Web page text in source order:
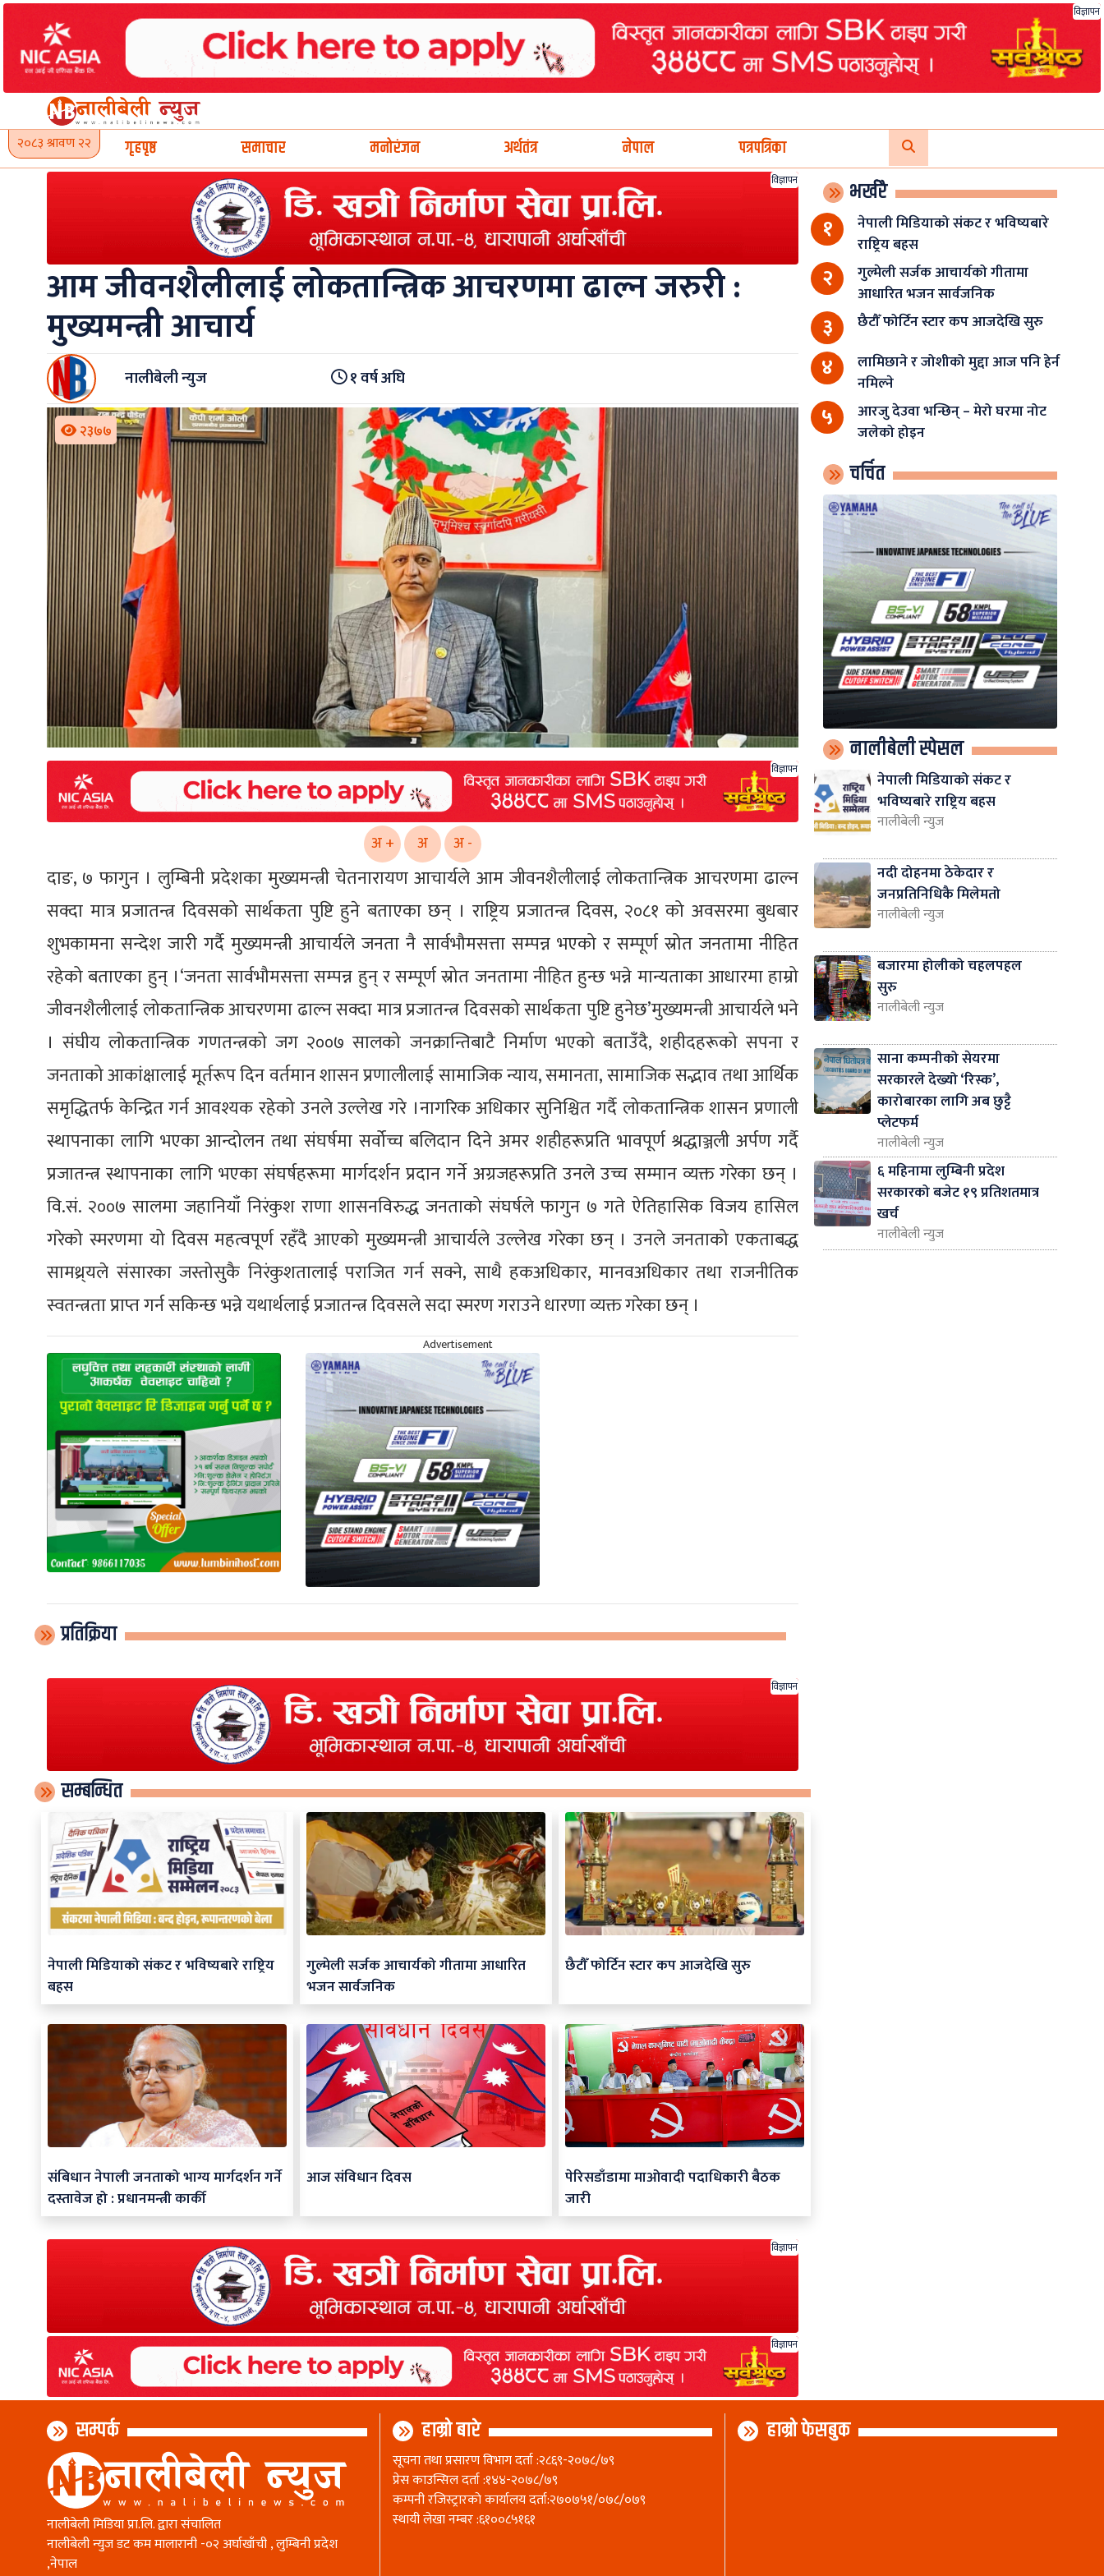
Skip
content
विज्ञापन
२०८३ श्रावण २२ गृहपृष्ठ समाचार मनोरंजन अर्थतंत्र नेपाल पत्रपत्रिका
विज्ञापन
आम जीवनशैलीलाई लोकतान्त्रिक आचरणमा ढाल्न जरुरी :
मुख्यमन्त्री आचार्य
नालीबेली न्युज १ वर्ष अघि
२३७७
विज्ञापन
अ + अ अ -
दाङ, ७ फागुन । लुम्बिनी प्रदेशका मुख्यमन्त्री चेतनारायण आचार्यले आम जीवनशैलीलाई लोकतान्त्रिक आचरणमा ढाल्न
सक्दा मात्र प्रजातन्त्र दिवसको सार्थकता पुष्टि हुने बताएका छन् । राष्ट्रिय प्रजातन्त्र दिवस, २०८१ को अवसरमा बुधबार
शुभकामना सन्देश जारी गर्दै मुख्यमन्त्री आचार्यले जनता नै सार्वभौमसत्ता सम्पन्न भएको र सम्पूर्ण स्रोत जनतामा नीहित
रहेको बताएका हुन् ।‘जनता सार्वभौमसत्ता सम्पन्न हुन् र सम्पूर्ण स्रोत जनतामा नीहित हुन्छ भन्ने मान्यताका आधारमा हाम्रो
जीवनशैलीलाई लोकतान्त्रिक आचरणमा ढाल्न सक्दा मात्र प्रजातन्त्र दिवसको सार्थकता पुष्टि हुनेछ’मुख्यमन्त्री आचार्यले भने
। संघीय लोकतान्त्रिक गणतन्त्रको जग २००७ सालको जनक्रान्तिबाटै निर्माण भएको बताउँदै, शहीदहरूको सपना र
जनताको आकांक्षालाई मूर्तरूप दिन वर्तमान शासन प्रणालीलाई सामाजिक न्याय, समानता, सामाजिक सद्भाव तथा आर्थिक
समृद्धितर्फ केन्द्रित गर्न आवश्यक रहेको उनले उल्लेख गरे ।नागरिक अधिकार सुनिश्चित गर्दै लोकतान्त्रिक शासन प्रणाली
स्थापनाका लागि भएका आन्दोलन तथा संघर्षमा सर्वोच्च बलिदान दिने अमर शहीहरूप्रति भावपूर्ण श्रद्धाञ्जली अर्पण गर्दै
प्रजातन्त्र स्थापनाका लागि भएका संघर्षहरूमा मार्गदर्शन प्रदान गर्ने अग्रजहरूप्रति उनले उच्च सम्मान व्यक्त गरेका छन् ।
वि.सं. २००७ सालमा जहानियाँ निरंकुश राणा शासनविरुद्ध जनताको संघर्षले फागुन ७ गते ऐतिहासिक विजय हासिल
गरेको स्मरणमा यो दिवस महत्वपूर्ण रहँदै आएको मुख्यमन्त्री आचार्यले उल्लेख गरेका छन् । उनले जनताको एकताबद्ध
सामथ्र्यले संसारका जस्तोसुकै निरंकुशतालाई पराजित गर्न सक्ने, साथै हकअधिकार, मानवअधिकार तथा राजनीतिक
स्वतन्त्रता प्राप्त गर्न सकिन्छ भन्ने यथार्थलाई प्रजातन्त्र दिवसले सदा स्मरण गराउने धारणा व्यक्त गरेका छन् ।
प्रतिक्रिया
विज्ञापन
सम्बन्धित
नेपाली मिडियाको संकट र भविष्यबारे राष्ट्रिय
बहस
गुल्मेली सर्जक आचार्यको गीतामा आधारित
भजन सार्वजनिक
छैटौँ फोर्टिन स्टार कप आजदेखि सुरु
संबिधान नेपाली जनताको भाग्य मार्गदर्शन गर्ने
दस्तावेज हो : प्रधानमन्त्री कार्की
आज संविधान दिवस
पेरिसडाँडामा माओवादी पदाधिकारी बैठक
जारी
विज्ञापन
विज्ञापन
भर्खरै
१
नेपाली मिडियाको संकट र भविष्यबारे
राष्ट्रिय बहस
२
गुल्मेली सर्जक आचार्यको गीतामा
आधारित भजन सार्वजनिक
३ छैटौँ फोर्टिन स्टार कप आजदेखि सुरु
४
लामिछाने र जोशीको मुद्दा आज पनि हेर्न
नमिल्ने
५
आरजु देउवा भन्छिन् – मेरो घरमा नोट
जलेको होइन
चर्चित
नालीबेली स्पेसल
नेपाली मिडियाको संकट र
भविष्यबारे राष्ट्रिय बहस
नालीबेली न्युज
नदी दोहनमा ठेकेदार र
जनप्रतिनिधिकै मिलेमतो
नालीबेली न्युज
बजारमा होलीको चहलपहल
सुरु
नालीबेली न्युज
साना कम्पनीको सेयरमा
सरकारले देख्यो ‘रिस्क’,
कारोबारका लागि अब छुट्टै
प्लेटफर्म
नालीबेली न्युज
६ महिनामा लुम्बिनी प्रदेश
सरकारको बजेट १९ प्रतिशतमात्र
खर्च
नालीबेली न्युज
सम्पर्क
नालीबेली मिडिया प्रा.लि. द्वारा संचालित
नालीबेली न्युज डट कम मालारानी -०२ अर्घाखाँची , लुम्बिनी प्रदेश
,नेपाल
हाम्रो बारे
सूचना तथा प्रसारण विभाग दर्ता :२८६९-२०७८/७९
प्रेस काउन्सिल दर्ता :१४४-२०७८/७९
कम्पनी रजिस्ट्रारकाे कार्यालय दर्ता:२७०७५१/०७८/०७९
स्थायी लेखा नम्बर :६१००८५१६१
हाम्रो फेसबुक